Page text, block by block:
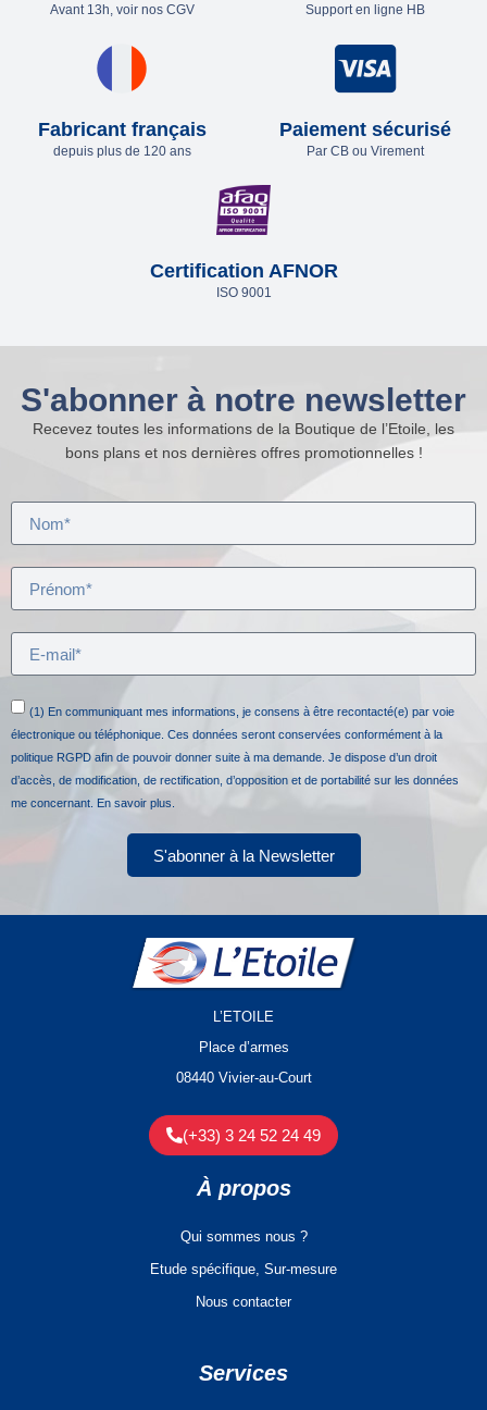
Avant 13h, voir nos CGV Support en ligne HB
Fabricant français
depuis plus de 120 ans
Paiement sécurisé
Par CB ou Virement
Certification AFNOR
ISO 9001
S'abonner à notre newsletter
Recevez toutes les informations de la Boutique de l’Etoile, les
bons plans et nos dernières offres promotionnelles !
(1) En communiquant mes informations, je consens à être recontacté(e) par voie
électronique ou téléphonique. Ces données seront conservées conformément à la
politique RGPD afin de pouvoir donner suite à ma demande. Je dispose d’un droit
d’accès, de modification, de rectification, d’opposition et de portabilité sur les données
me concernant. En savoir plus.
S'abonner à la Newsletter
L’ETOILE
Place d’armes
08440 Vivier-au-Court
(+33) 3 24 52 24 49
À propos
Qui sommes nous ?
Etude spécifique, Sur-mesure
Nous contacter
Services